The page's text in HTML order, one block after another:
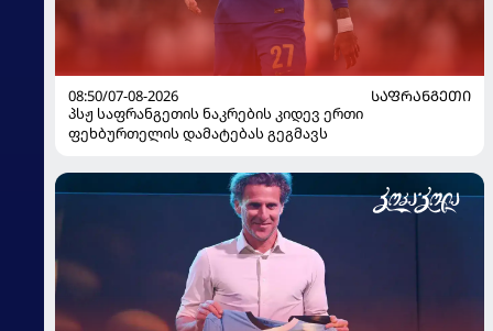
08:50/07-08-2026
ᲡᲐᲤᲠᲐᲜᲒᲔᲗᲘ
პსჟ საფრანგეთის ნაკრების კიდევ ერთი
ფეხბურთელის დამატებას გეგმავს